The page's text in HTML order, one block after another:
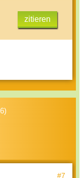
zitieren
#7